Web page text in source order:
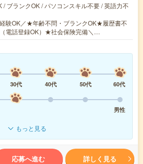
/ ブランクOK / パソコンスキル不要 / 英語力不
験OK／★年齢不問・ブランクOK★履歴書不
電話登録OK）★社会保険完備＼…
30代 40代 50代
60代
男性
もっと見る
応募へ進む 詳しく見る